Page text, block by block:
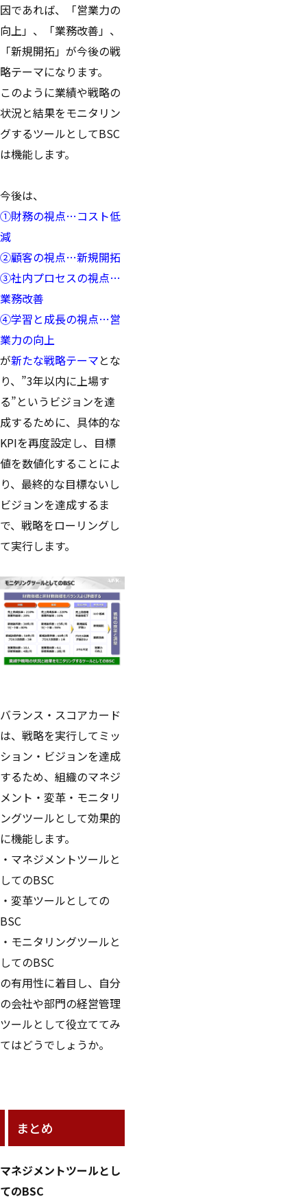
因であれば、「営業力の
向上」、「業務改善」、
「新規開拓」が今後の戦
略テーマになります。
このように業績や戦略の
状況と結果をモニタリン
グするツールとしてBSC
は機能します。
今後は、
①財務の視点…コスト低
減
②顧客の視点…新規開拓
③社内プロセスの視点…
業務改善
④学習と成長の視点…営
業力の向上
が新たな戦略テーマとな
り、”3年以内に上場す
る”というビジョンを達
成するために、具体的な
KPIを再度設定し、目標
値を数値化することによ
り、最終的な目標ないし
ビジョンを達成するま
で、戦略をローリングし
て実行します。
バランス・スコアカード
は、戦略を実行してミッ
ション・ビジョンを達成
するため、組織のマネジ
メント・変革・モニタリ
ングツールとして効果的
に機能します。
・マネジメントツールと
してのBSC
・変革ツールとしての
BSC
・モニタリングツールと
してのBSC
の有用性に着目し、自分
の会社や部門の経営管理
ツールとして役立ててみ
てはどうでしょうか。
まとめ
マネジメントツールとし
てのBSC